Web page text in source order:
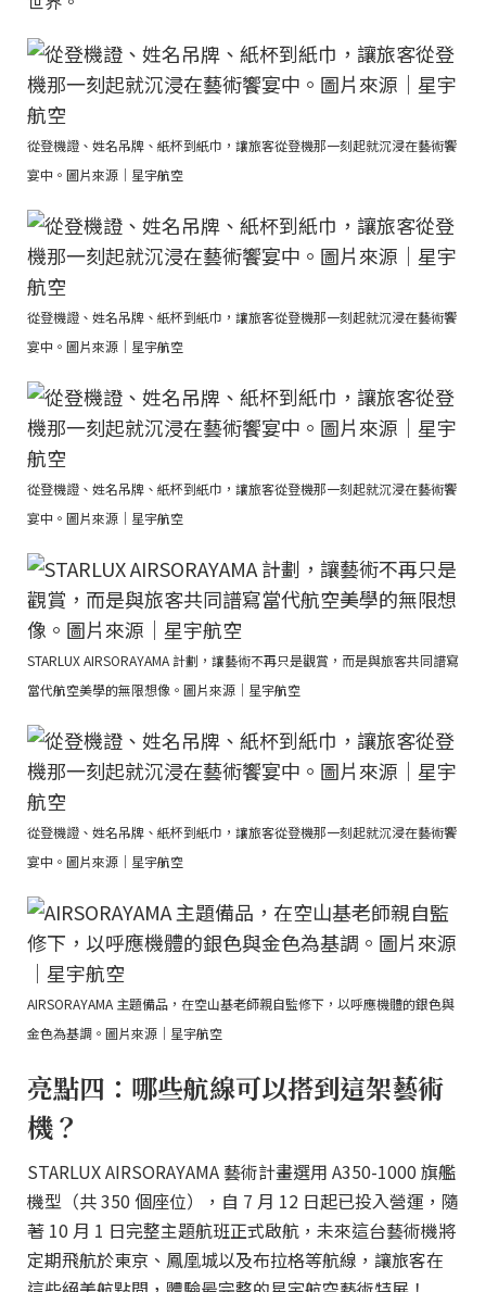
從登機證、姓名吊牌、紙杯到紙巾，讓旅客從登機那一刻起就沉浸在藝術饗
宴中。圖片來源｜星宇航空
從登機證、姓名吊牌、紙杯到紙巾，讓旅客從登機那一刻起就沉浸在藝術饗
宴中。圖片來源｜星宇航空
從登機證、姓名吊牌、紙杯到紙巾，讓旅客從登機那一刻起就沉浸在藝術饗
宴中。圖片來源｜星宇航空
STARLUX AIRSORAYAMA 計劃，讓藝術不再只是觀賞，而是與旅客共同譜寫
當代航空美學的無限想像。圖片來源｜星宇航空
從登機證、姓名吊牌、紙杯到紙巾，讓旅客從登機那一刻起就沉浸在藝術饗
宴中。圖片來源｜星宇航空
AIRSORAYAMA 主題備品，在空山基老師親自監修下，以呼應機體的銀色與
金色為基調。圖片來源｜星宇航空
亮點四：哪些航線可以搭到這架藝術
機？
STARLUX AIRSORAYAMA 藝術計畫選用 A350-1000 旗艦
機型（共 350 個座位），自 7 月 12 日起已投入營運，隨
著 10 月 1 日完整主題航班正式啟航，未來這台藝術機將
定期飛航於東京、鳳凰城以及布拉格等航線，讓旅客在